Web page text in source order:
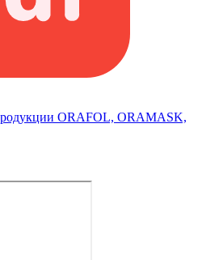
ORAFOL, ORAMASK,